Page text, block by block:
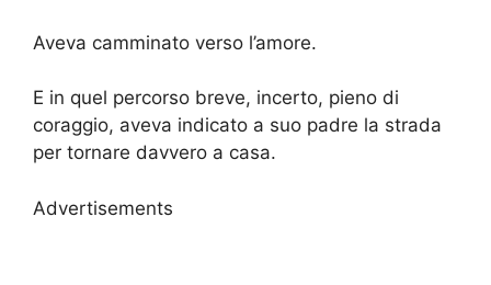
Aveva camminato verso l’amore.
E in quel percorso breve, incerto, pieno di
coraggio, aveva indicato a suo padre la strada
per tornare davvero a casa.
Advertisements